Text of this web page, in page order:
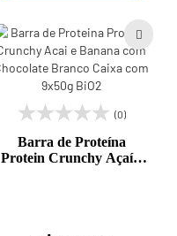
(0)
Barra de Proteína
Protein Crunchy Açaí e